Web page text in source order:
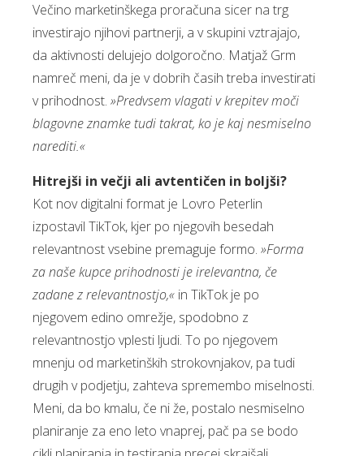
Večino marketinškega proračuna sicer na trg
investirajo njihovi partnerji, a v skupini vztrajajo,
da aktivnosti delujejo dolgoročno. Matjaž Grm
namreč meni, da je v dobrih časih treba investirati
v prihodnost. »Predvsem vlagati v krepitev moči
blagovne znamke tudi takrat, ko je kaj nesmiselno
narediti.«
Hitrejši in večji ali avtentičen in boljši?
Kot nov digitalni format je Lovro Peterlin
izpostavil TikTok, kjer po njegovih besedah
relevantnost vsebine premaguje formo. »Forma
za naše kupce prihodnosti je irelevantna, če
zadane z relevantnostjo,« in TikTok je po
njegovem edino omrežje, spodobno z
relevantnostjo vplesti ljudi. To po njegovem
mnenju od marketinških strokovnjakov, pa tudi
drugih v podjetju, zahteva spremembo miselnosti.
Meni, da bo kmalu, če ni že, postalo nesmiselno
planiranje za eno leto vnaprej, pač pa se bodo